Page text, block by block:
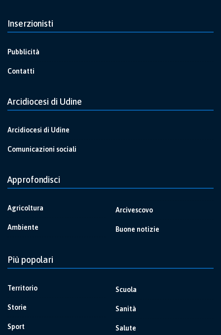
Inserzionisti
Pubblicità
Contatti
Arcidiocesi di Udine
Arcidiocesi di Udine
Comunicazioni sociali
Approfondisci
Agricoltura
Ambiente
Arcivescovo
Buone notizie
Più popolari
Territorio
Storie
Sport
Scuola
Sanità
Salute